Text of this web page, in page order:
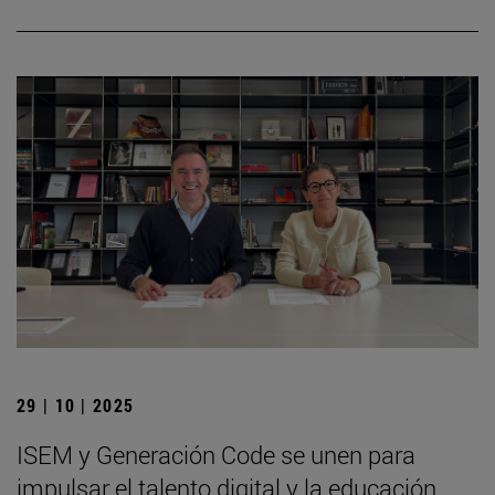
29 | 10 | 2025
ISEM y Generación Code se unen para
impulsar el talento digital y la educación